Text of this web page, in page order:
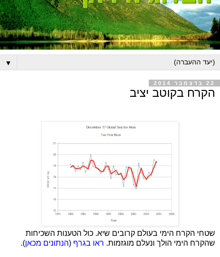
▼
22 בדצמבר 2014
הקרח בקוטב יציב
שטחי הקרח הימי בעולם קרובים שיא. כול הטענות השכיחות
שהקרח הימי הולך ונעלם מוגזמות. ראו בגרף (הנתונים מכאן).